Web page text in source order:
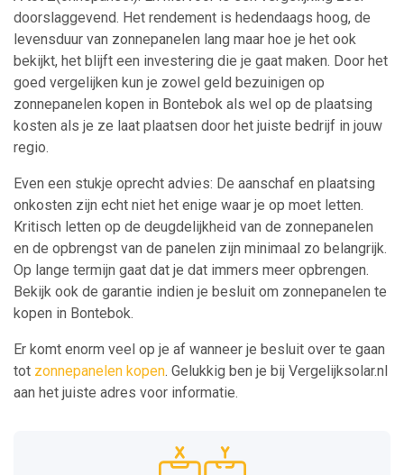
doorslaggevend. Het rendement is hedendaags hoog, de
levensduur van zonnepanelen lang maar hoe je het ook
bekijkt, het blijft een investering die je gaat maken. Door het
goed vergelijken kun je zowel geld bezuinigen op
zonnepanelen kopen in Bontebok als wel op de plaatsing
kosten als je ze laat plaatsen door het juiste bedrijf in jouw
regio.
Even een stukje oprecht advies: De aanschaf en plaatsing
onkosten zijn echt niet het enige waar je op moet letten.
Kritisch letten op de deugdelijkheid van de zonnepanelen
en de opbrengst van de panelen zijn minimaal zo belangrijk.
Op lange termijn gaat dat je dat immers meer opbrengen.
Bekijk ook de garantie indien je besluit om zonnepanelen te
kopen in Bontebok.
Er komt enorm veel op je af wanneer je besluit over te gaan
tot zonnepanelen kopen. Gelukkig ben je bij Vergelijksolar.nl
aan het juiste adres voor informatie.